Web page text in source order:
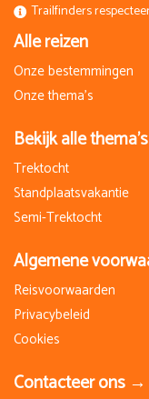
Trailfinders
Alle reizen
Onze bestemmingen
Onze thema's
Bekijk alle thema's
Trektocht
Standplaatsvakantie
Semi-Trektocht
Algemene
Reisvoorwaarden
Privacybeleid
Cookies
Contacteer ons →